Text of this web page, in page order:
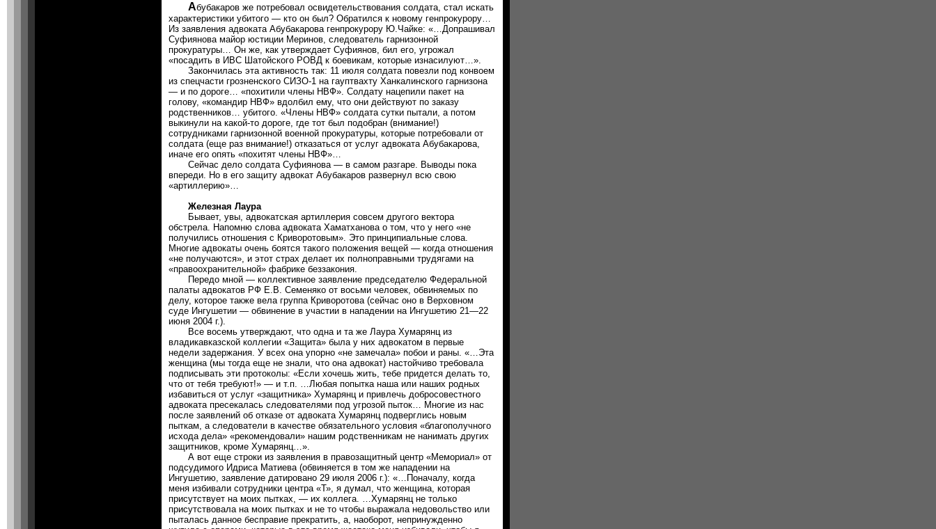
Абубакаров же потребовал освидетельствования солдата, стал искать
характеристики убитого — кто он был? Обратился к новому генпрокурору…
Из заявления адвоката Абубакарова генпрокурору Ю.Чайке: «…Допрашивал
Суфиянова майор юстиции Меринов, следователь гарнизонной
прокуратуры… Он же, как утверждает Суфиянов, бил его, угрожал
«посадить в ИВС Шатойского РОВД к боевикам, которые изнасилуют…».
Закончилась эта активность так: 11 июля солдата повезли под конвоем
из спецчасти грозненского СИЗО-1 на гауптвахту Ханкалинского гарнизона
— и по дороге… «похитили члены НВФ». Солдату нацепили пакет на
голову, «командир НВФ» вдолбил ему, что они действуют по заказу
родственников… убитого. «Члены НВФ» солдата сутки пытали, а потом
выкинули на какой-то дороге, где тот был подобран (внимание!)
сотрудниками гарнизонной военной прокуратуры, которые потребовали от
солдата (еще раз внимание!) отказаться от услуг адвоката Абубакарова,
иначе его опять «похитят члены НВФ»…
Сейчас дело солдата Суфиянова — в самом разгаре. Выводы пока
впереди. Но в его защиту адвокат Абубакаров развернул всю свою
«артиллерию»…
Железная Лаура
Бывает, увы, адвокатская артиллерия совсем другого вектора
обстрела. Напомню слова адвоката Хаматханова о том, что у него «не
получились отношения с Криворотовым». Это принципиальные слова.
Многие адвокаты очень боятся такого положения вещей — когда отношения
«не получаются», и этот страх делает их полноправными трудягами на
«правоохранительной» фабрике беззакония.
Передо мной — коллективное заявление председателю Федеральной
палаты адвокатов РФ Е.В. Семеняко от восьми человек, обвиняемых по
делу, которое также вела группа Криворотова (сейчас оно в Верховном
суде Ингушетии — обвинение в участии в нападении на Ингушетию 21—22
июня 2004 г.).
Все восемь утверждают, что одна и та же Лаура Хумарянц из
владикавказской коллегии «Защита» была у них адвокатом в первые
недели задержания. У всех она упорно «не замечала» побои и раны. «…Эта
женщина (мы тогда еще не знали, что она адвокат) настойчиво требовала
подписывать эти протоколы: «Если хочешь жить, тебе придется делать то,
что от тебя требуют!» — и т.п. …Любая попытка наша или наших родных
избавиться от услуг «защитника» Хумарянц и привлечь добросовестного
адвоката пресекалась следователями под угрозой пыток… Многие из нас
после заявлений об отказе от адвоката Хумарянц подверглись новым
пыткам, а следователи в качестве обязательного условия «благополучного
исхода дела» «рекомендовали» нашим родственникам не нанимать других
защитников, кроме Хумарянц…».
А вот еще строки из заявления в правозащитный центр «Мемориал» от
подсудимого Идриса Матиева (обвиняется в том же нападении на
Ингушетию, заявление датировано 29 июля 2006 г.): «…Поначалу, когда
меня избивали сотрудники центра «Т», я думал, что женщина, которая
присутствует на моих пытках, — их коллега. …Хумарянц не только
присутствовала на моих пытках и не то чтобы выражала недовольство или
пыталась данное бесправие прекратить, а, наоборот, непринужденно